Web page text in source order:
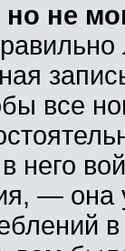
не
все
него
—